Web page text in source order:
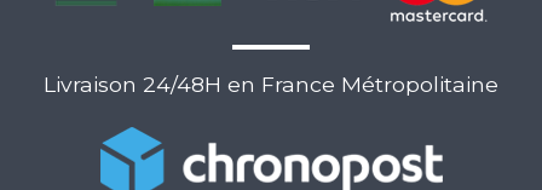
Livraison 24/48H en France Métropolitaine